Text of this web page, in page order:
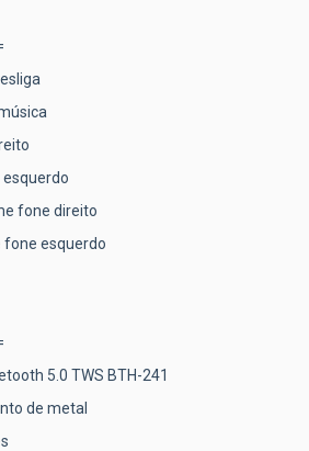
fone direito
fone esquerdo
5.0 TWS BTH-241
de metal